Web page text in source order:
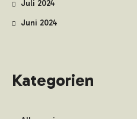
Juli 2024
Juni 2024
Kategorien